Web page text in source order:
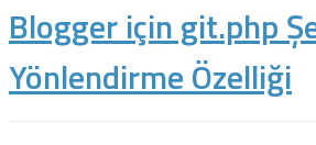
Blogger için git.php
Yönlendirme Özelliği